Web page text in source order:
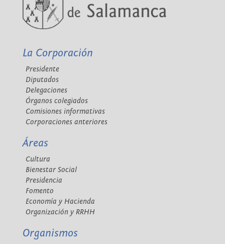
La Corporación
Presidente
Diputados
Delegaciones
Órganos colegiados
Comisiones informativas
Corporaciones anteriores
Áreas
Cultura
Bienestar Social
Presidencia
Fomento
Economía y Hacienda
Organización y RRHH
Organismos